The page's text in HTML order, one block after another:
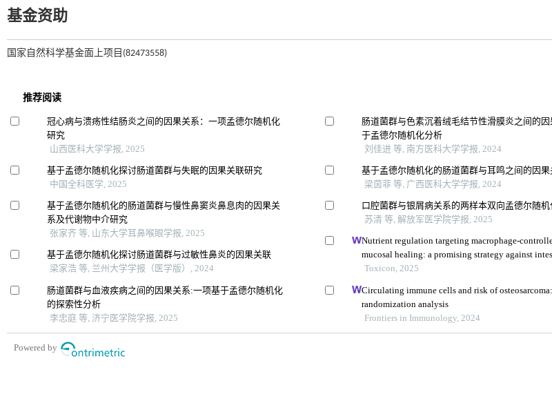
基金资助
国家自然科学基金面上项目(82473558)